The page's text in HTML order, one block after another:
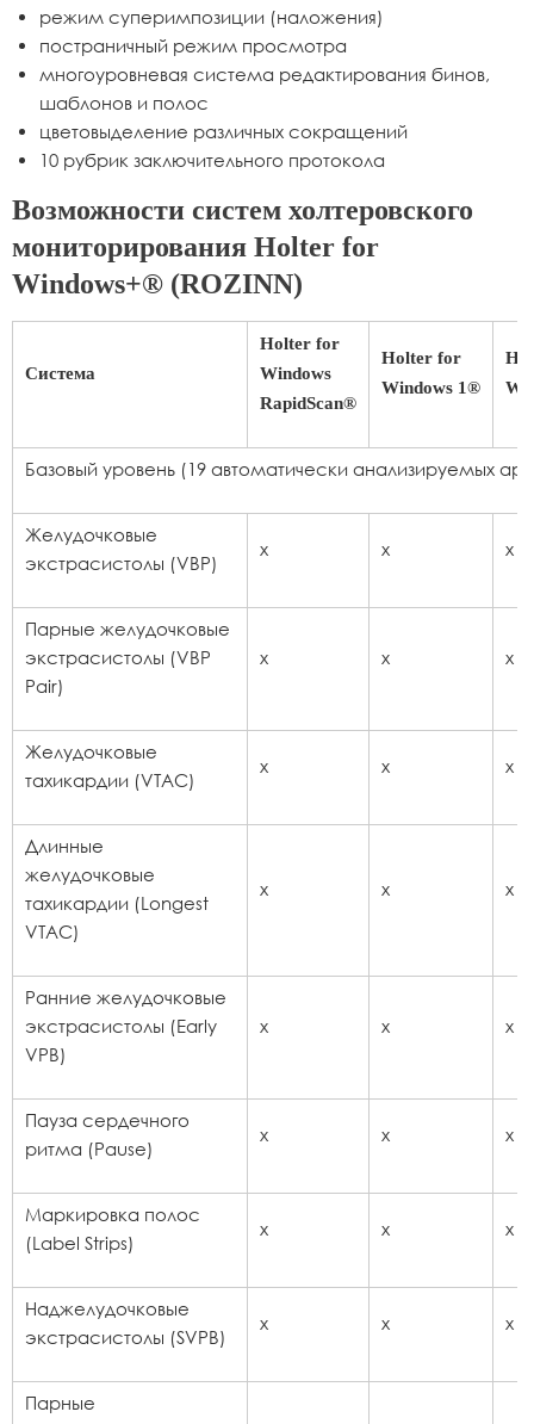
режим суперимпозиции (наложения)
постраничный режим просмотра
многоуровневая система редактирования бинов,
шаблонов и полос
цветовыделение различных сокращений
10 рубрик заключительного протокола
Возможности систем холтеровского
мониторирования Holter for
Windows+® (ROZINN)
Система
Holter for
Windows
RapidScan®
Holter for
Windows 1®
Базовый уровень (19 автоматически анализируемых
Желудочковые
экстрасистолы (VBP)
x x x
Парные желудочковые
экстрасистолы (VBP
Pair)
x x x
Желудочковые
тахикардии (VTAC)
x x x
Длинные
желудочковые
тахикардии (Longest
VTAC)
x x x
Ранние желудочковые
экстрасистолы (Early
VPB)
x x x
Пауза сердечного
ритма (Pause)
x x x
Маркировка полос
(Label Strips)
x x x
Наджелудочковые
экстрасистолы (SVPB)
x x x
Парные